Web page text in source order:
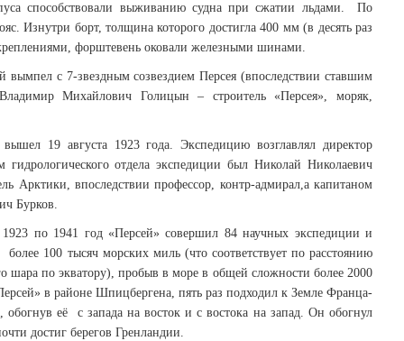
способствовали выживанию судна при сжатии льдами. По
Изнутри борт, толщина которого достигла 400 мм (в десять раз
форштевень оковали железными шинами.
с 7-звездным созвездием Персея (впоследствии ставшим
Михайлович Голицын – строитель «Персея», моряк,
19 августа 1923 года. Экспедицию возглавлял директор
отдела экспедиции был Николай Николаевич
Арктики, впоследствии профессор, контр-адмирал,а капитаном
Бурков.
по 1941 год «Персей» совершил 84 научных экспедиции и
100 тысяч морских миль (что соответствует по расстоянию
шара по экватору), пробыв в море в общей сложности более 2000
в районе Шпицбергена, пять раз подходил к Земле Франца-
её с запада на восток и с востока на запад. Он обогнул
достиг берегов Гренландии.